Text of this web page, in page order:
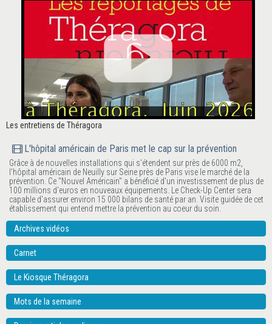
Les entretiens de Théragora
L'hôpital américain de Paris met le cap sur la prévention
Grâce à de nouvelles installations qui s'étendent sur près de 6000 m2,
l'hôpital américain de Neuilly sur Seine près de Paris vise le marché de la
prévention. Ce "Nouvel Américain" a bénéficié d'un investissement de plus de
100 millions d'euros en nouveaux équipements. Le Check-Up Center sera
capable d'assurer environ 15 000 bilans de santé par an. Visite guidée de cet
établissement qui entend mettre la prévention au coeur du soin.
Archives vidéos
Carnet
Le Kiosque Théragora
Mots de la semaine